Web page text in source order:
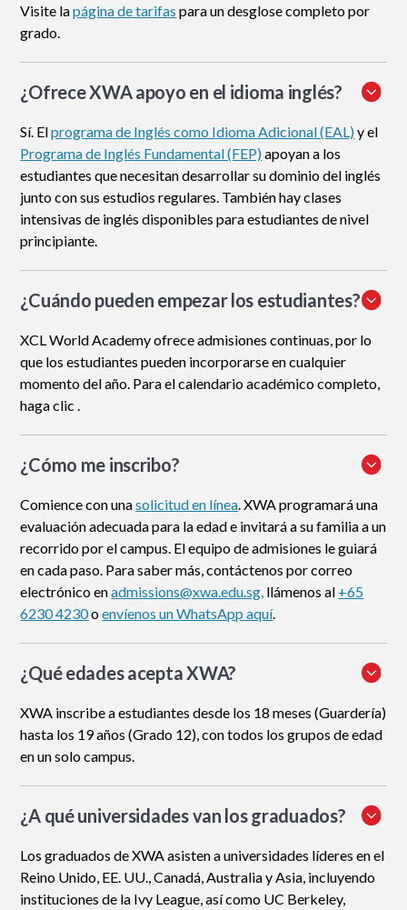
Visite lapágina de tarifas para un desglose completo por
grado.
¿Ofrece XWA apoyo en el idioma inglés?
Sí. Elprograma de Inglés como Idioma Adicional (EAL)y el
Programa de Inglés Fundamental (FEP)apoyan a los
estudiantes que necesitan desarrollar su dominio del inglés
junto con sus estudios regulares. También hay clases
intensivas de inglés disponibles para estudiantes de nivel
principiante.
¿Cuándo pueden empezar los estudiantes?
XCL World Academy ofrece admisiones continuas, por lo
que los estudiantes pueden incorporarse en cualquier
momento del año. Para el calendario académico completo,
haga clic .
¿Cómo me inscribo?
Comience con unasolicitud en línea. XWA programará una
evaluación adecuada para la edad e invitará a su familia a un
recorrido por el campus. El equipo de admisiones le guiará
en cada paso. Para saber más, contáctenos por correo
electrónico enadmissions@xwa.edu.sg, llámenos al +65
6230 4230oenvíenos un WhatsApp aquí.
¿Qué edades acepta XWA?
XWA inscribe a estudiantes desde los 18 meses (Guardería)
hasta los 19 años (Grado 12), con todos los grupos de edad
en un solo campus.
¿A qué universidades van los graduados?
Los graduados de XWA asisten a universidades líderes en el
Reino Unido, EE. UU., Canadá, Australia y Asia, incluyendo
instituciones de la Ivy League, así como UC Berkeley,